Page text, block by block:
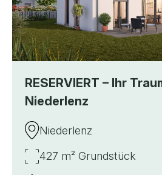
RESERVIERT – Ihr
Niederlenz
Niederlenz
427 m² Grundstück